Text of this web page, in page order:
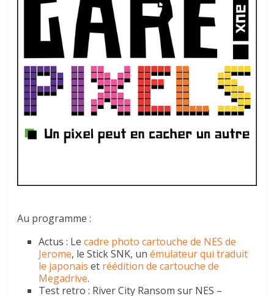
Au programme :
Actus : Lecadre photo cartouche de NES de
Jerome, le Stick SNK, unémulateur qui traduit
le japonais et réédition de cartouche de
Megadrive.
Test retro : River City Ransom sur NES –